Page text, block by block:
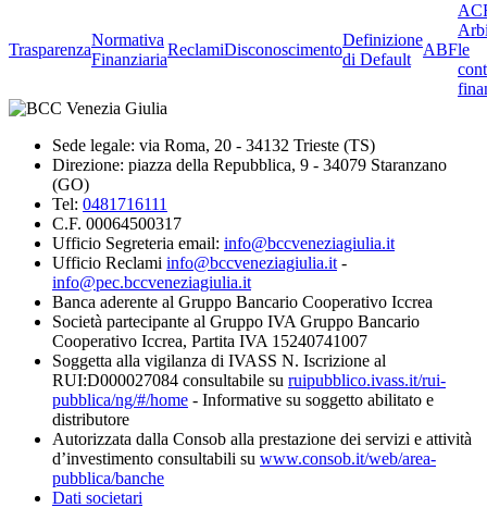
Trasparenza
Normativa
Finanziaria
ReclamiDisconoscimento
Definizione
di Default
ABFle
Sede legale: via Roma, 20 - 34132 Trieste (TS)
Direzione: piazza della Repubblica, 9 - 34079 Staranzano
(GO)
Tel: 0481716111
C.F. 00064500317
Ufficio Segreteria email: info@bccveneziagiulia.it
Ufficio Reclami info@bccveneziagiulia.it -
info@pec.bccveneziagiulia.it
Banca aderente al Gruppo Bancario Cooperativo Iccrea
Società partecipante al Gruppo IVA Gruppo Bancario
Cooperativo Iccrea, Partita IVA 15240741007
Soggetta alla vigilanza di IVASS N. Iscrizione al
RUI:D000027084 consultabile su ruipubblico.ivass.it/rui-
pubblica/ng/#/home - Informative su soggetto abilitato e
distributore
Autorizzata dalla Consob alla prestazione dei servizi e attività
d’investimento consultabili su www.consob.it/web/area-
pubblica/banche
Dati societari